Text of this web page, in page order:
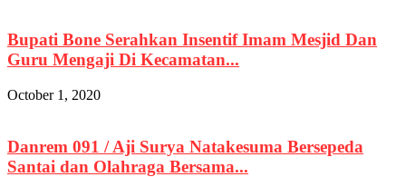
Bupati Bone Serahkan Insentif Imam Mesjid Dan
Guru Mengaji Di Kecamatan...
October 1, 2020
Danrem 091 / Aji Surya Natakesuma Bersepeda
Santai dan Olahraga Bersama...